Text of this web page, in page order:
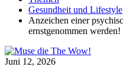
Gesundheit und Lifestyle
Anzeichen einer
ernstgenommen werden!
Juni 12, 2026